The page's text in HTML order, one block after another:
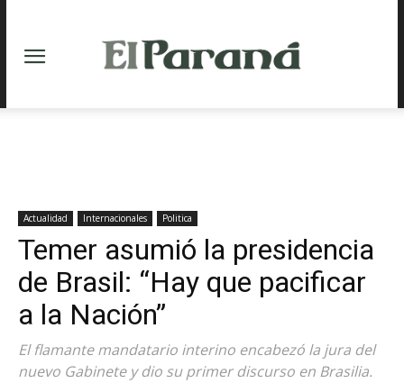
Actualidad Internacionales Politica
Temer asumió la presidencia
de Brasil: “Hay que pacificar
a la Nación”
El flamante mandatario interino encabezó la jura del
nuevo Gabinete y dio su primer discurso en Brasilia.